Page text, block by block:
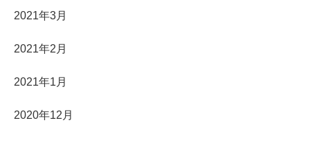
2021年3月
2021年2月
2021年1月
2020年12月